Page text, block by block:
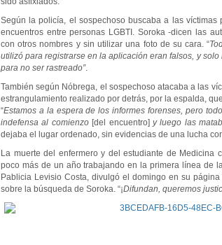
Según la policía, el sospechoso buscaba a las
encuentros entre personas LGBTI. Soroka -dicen las
con otros nombres y sin utilizar una foto de su cara. “
utilizó para registrarse en la aplicación eran falsos, y
para no ser rastreado”.
También según Nóbrega, el sospechoso atacaba a las
estrangulamiento realizado por detrás, por la espalda,
“Estamos a la espera de los informes forenses, pero
indefensa al comienzo[del encuentro] y luego las
dejaba el lugar ordenado, sin evidencias de una lucha
La muerte del enfermero y del estudiante de Medicina
poco más de un año trabajando en la primera línea de
Pablicia Levisio Costa, divulgó el domingo en su
sobre la búsqueda de Soroka. “¡Difundan, queremos